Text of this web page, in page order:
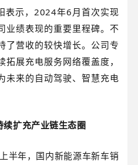
表示，2024年6月首次实现
业绩表现的重要里程碑。不
了营收的较快增长。公司专
展充电服务网络覆盖度，
未来的自动驾驶、智慧充电
扩充产业链生态圈
半年，国内新能源车新车销